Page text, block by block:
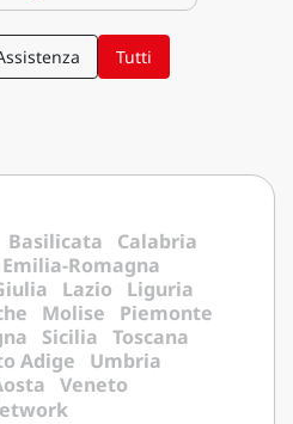
Tutti
Basilicata
Calabria
Emilia-Romagna
Lazio
Liguria
Molise
Piemonte
Sicilia Toscana
Adige
Umbria
Veneto